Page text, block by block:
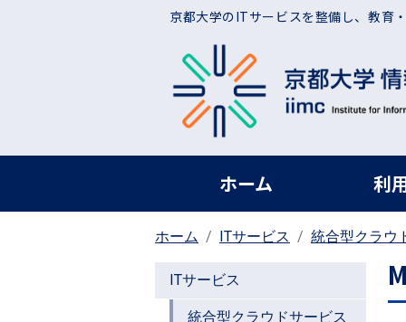
京都大学のITサービスを整備し、教育
ヘッダー グロー
ホーム 利
ホーム ITサービス 統合型クラウ
ITサービス
統合型クラウドサービス